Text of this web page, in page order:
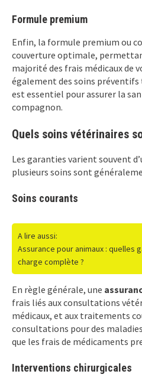
Formule premium
Enfin, la formule premium ou
couverture optimale,
majorité des frais médicaux de
également des soins préventifs
est essentiel pour assurer la
compagnon.
Quels soins vétérinaires
Les garanties varient souvent
plusieurs soins sont
Soins courants
A lire aussi:
Assurance pour animaux : quelles
charge complète ?
En règle générale, une
frais liés aux consultations
médicaux, et aux traitements
consultations pour des
que les frais de médicaments
Interventions chirurgicales